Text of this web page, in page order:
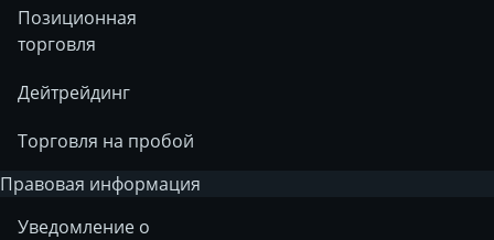
Позиционная
торговля
Дейтрейдинг
Торговля на пробой
Правовая информация
Уведомление о